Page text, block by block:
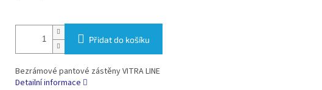
Přidat do košíku
Bezrámové pantové zástěny VITRA LINE
Detailní informace